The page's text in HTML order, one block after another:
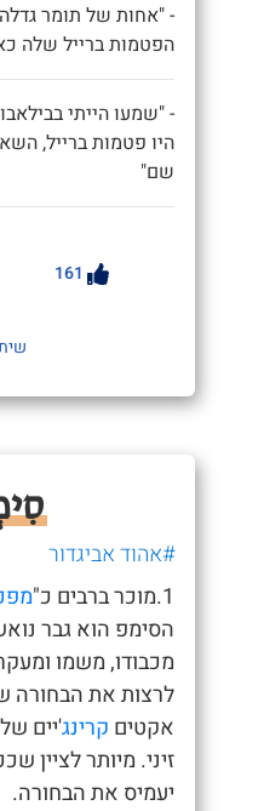
- "אחות של תומר
הפטמות ברייל שלה
- "שמעו הייתי
היו פטמות ברייל,
שם"
161
#אהוד אביגדור
1.מוכר ברבים כ"
הסימפ הוא גבר
מכבודו, משמו
לרצות את הבחורה
אקטים קרינג'יים
זיני. מיותר לציין
יעמיס את הבחורה.